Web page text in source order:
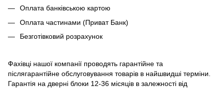
Оплата банківською картою
Оплата частинами (Приват Банк)
Безготівковий розрахунок
Фахівці нашої компанії проводять гарантійне та
післягарантійне обслуговування товарів в найшвидші терміни.
Гарантія на дверні блоки 12-36 місяців в залежності від